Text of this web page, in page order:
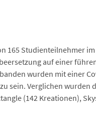
165 Studienteilnehmer
auf einer
wurden mit einer
sein. Verglichen wurden
(142 Kreationen),